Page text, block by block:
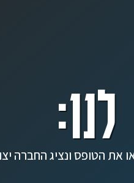
את הטופס ונציג החברה